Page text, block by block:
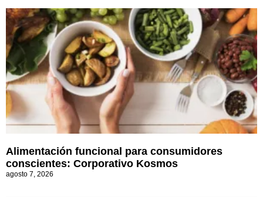
Alimentación funcional para consumidores
conscientes: Corporativo Kosmos
agosto 7, 2026